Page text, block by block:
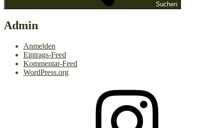
Suchen
Admin
Anmelden
Eintrags-Feed
Kommentar-Feed
WordPress.org